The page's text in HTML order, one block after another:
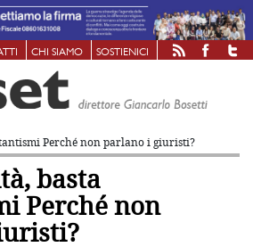
CHI SIAMO SOSTIENICI
Perché non parlano i giuristi?
basta
Perché non